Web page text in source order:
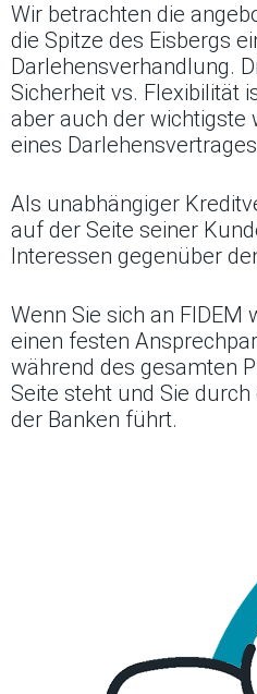
Wir betrachten die
die Spitze des Eisbergs
Darlehensverhandlung.
Sicherheit vs. Flexibilität
aber auch der wichtigste
eines
Als unabhängiger
auf der Seite seiner
Interessen gegenüber
Wenn Sie sich an FIDEM
einen festen
während des gesamten
Seite steht und Sie
der Banken führt.